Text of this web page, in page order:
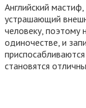
Английский
устрашающий
человеку, поэтому
одиночестве, и
становятся